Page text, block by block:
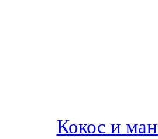
Кокос и